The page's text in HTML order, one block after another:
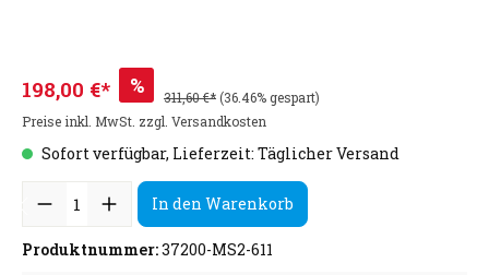
198,00 €* % 311,60 €*(36.46% gespart)
Preise inkl. MwSt. zzgl. Versandkosten
Sofort verfügbar, Lieferzeit: Täglicher Versand
In den Warenkorb
Produktnummer:37200-MS2-611